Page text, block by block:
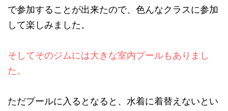
で参加することが出来たので、色んなクラスに参加
して楽しみました。
そしてそのジムには大きな室内プールもありまし
た。
ただプールに入るとなると、水着に着替えないとい